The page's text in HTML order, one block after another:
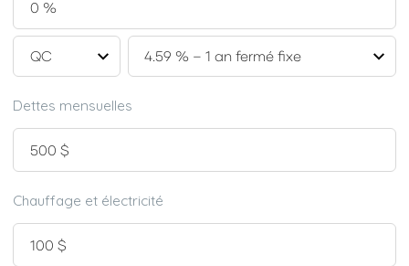
Dettes mensuelles
Chauffage et électricité